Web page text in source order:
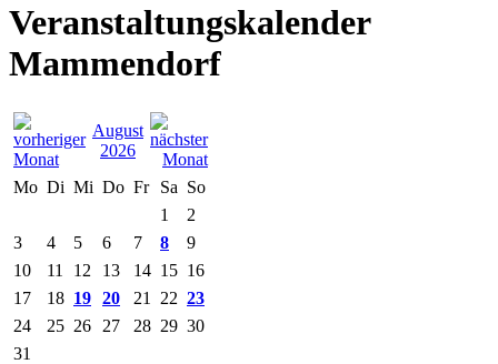
Veranstaltungskalender
Mammendorf
August
2026
Mo Di Mi Do Fr Sa So
1
2
3
4 5 6 7 8
9
10
11 12 13 14 15 16
17
18 19 20 21 22 23
24
25 26 27 28 29 30
31